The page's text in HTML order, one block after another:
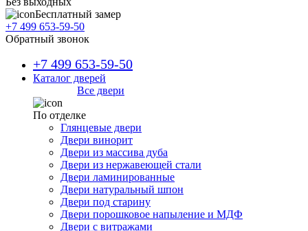
Бесплатный замер
+7 499 653-59-50
Обратный звонок
+7 499 653-59-50
Каталог дверей
Все двери
По отделке
Глянцевые двери
Двери винорит
Двери из массива дуба
Двери из нержавеющей стали
Двери ламинированные
Двери натуральный шпон
Двери под старину
Двери порошковое напыление и МДФ
Двери с витражами